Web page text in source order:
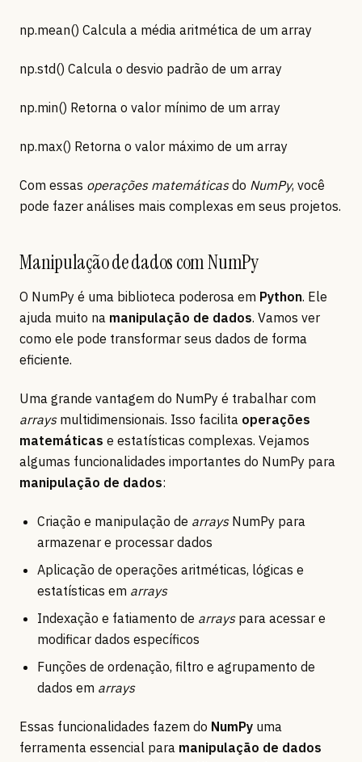
np.mean() Calcula a média aritmética de um array
np.std() Calcula o desvio padrão de um array
np.min() Retorna o valor mínimo de um array
np.max() Retorna o valor máximo de um array
Com essas operações matemáticasdo NumPy, você
pode fazer análises mais complexas em seus projetos.
Manipulação de dados com NumPy
O NumPy é uma biblioteca poderosa em Python. Ele
ajuda muito na manipulação de dados. Vamos ver
como ele pode transformar seus dados de forma
eficiente.
Uma grande vantagem do NumPy é trabalhar com
arraysmultidimensionais. Isso facilita operações
matemáticas e estatísticas complexas. Vejamos
algumas funcionalidades importantes do NumPy para
manipulação de dados:
Criação e manipulação de arraysNumPy para
armazenar e processar dados
Aplicação de operações aritméticas, lógicas e
estatísticas em arrays
Indexação e fatiamento de arrayspara acessar e
modificar dados específicos
Funções de ordenação, filtro e agrupamento de
dados em arrays
Essas funcionalidades fazem do NumPy uma
ferramenta essencial para manipulação de dados